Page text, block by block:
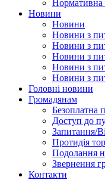
Нормативна
Новини
Новини
Новини з
Новини з
Новини з
Новини з
Новини з
Головні новини
Громадянам
Безоплатна
Доступ до
Запитання/
Протидія
Подолання
Звернення
Контакти